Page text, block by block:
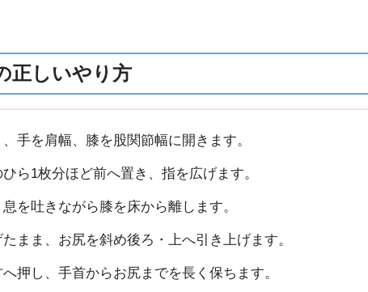
正しいやり方
手を肩幅、膝を股関節幅に開きます。
ら1枚分ほど前へ置き、指を広げます。
を吐きながら膝を床から離します。
まま、お尻を斜め後ろ・上へ引き上げます。
押し、手首からお尻までを長く保ちます。